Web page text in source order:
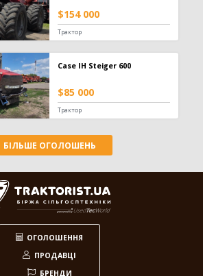
$154 000
Трактор
Case IH Steiger 600
$85 000
Трактор
БІЛЬШЕ ОГОЛОШЕНЬ
ОГОЛОШЕННЯ
ПРОДАВЦІ
БРЕНДИ